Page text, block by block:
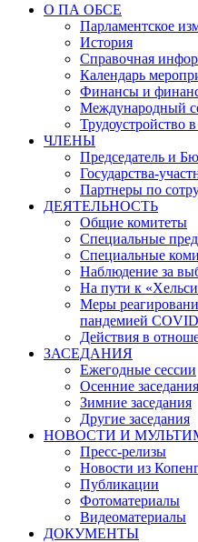
О ПА ОБСЕ
Парламентское
История
Справочная
Календарь
Финансы и
Международный
ЧЛЕНЫ
Председатель и
Государства-
Партнеры по
ДЕЯТЕЛЬНОСТЬ
Общие комитеты
Специальные
Специальные
Наблюдение за
На пути к
Меры
пандемией
Действия в
ЗАСЕДАНИЯ
Ежегодные сессии
Осенние заседания
Зимние заседания
Другие заседания
НОВОСТИ И
Пресс-релизы
Новости из
Публикации
Фотоматериалы
Видеоматериалы
ДОКУМЕНТЫ